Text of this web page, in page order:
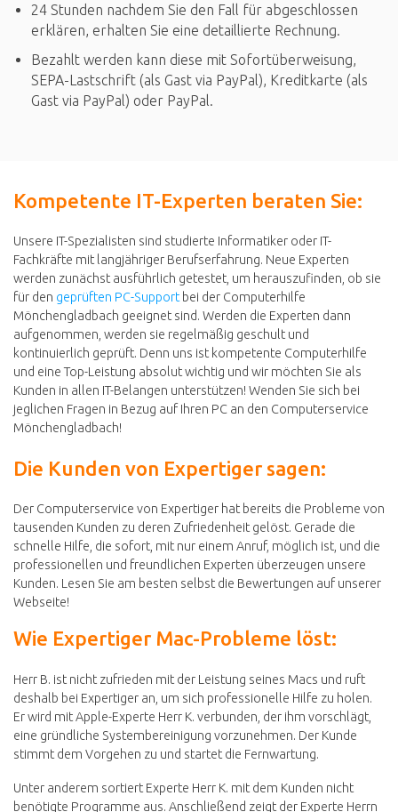
24 Stunden nachdem Sie den Fall für abgeschlossen
erklären, erhalten Sie eine detaillierte Rechnung.
Bezahlt werden kann diese mit Sofortüberweisung,
SEPA-Lastschrift (als Gast via PayPal), Kreditkarte (als
Gast via PayPal) oder PayPal.
Kompetente IT-Experten beraten Sie:
Unsere IT-Spezialisten sind studierte Informatiker oder IT-
Fachkräfte mit langjähriger Berufserfahrung. Neue Experten
werden zunächst ausführlich getestet, um herauszufinden, ob sie
für den geprüften PC-Support bei der Computerhilfe
Mönchengladbach geeignet sind. Werden die Experten dann
aufgenommen, werden sie regelmäßig geschult und
kontinuierlich geprüft. Denn uns ist kompetente Computerhilfe
und eine Top-Leistung absolut wichtig und wir möchten Sie als
Kunden in allen IT-Belangen unterstützen! Wenden Sie sich bei
jeglichen Fragen in Bezug auf Ihren PC an den Computerservice
Mönchengladbach!
Die Kunden von Expertiger sagen:
Der Computerservice von Expertiger hat bereits die Probleme von
tausenden Kunden zu deren Zufriedenheit gelöst. Gerade die
schnelle Hilfe, die sofort, mit nur einem Anruf, möglich ist, und die
professionellen und freundlichen Experten überzeugen unsere
Kunden. Lesen Sie am besten selbst die Bewertungen auf unserer
Webseite!
Wie Expertiger Mac-Probleme löst:
Herr B. ist nicht zufrieden mit der Leistung seines Macs und ruft
deshalb bei Expertiger an, um sich professionelle Hilfe zu holen.
Er wird mit Apple-Experte Herr K. verbunden, der ihm vorschlägt,
eine gründliche Systembereinigung vorzunehmen. Der Kunde
stimmt dem Vorgehen zu und startet die Fernwartung.
Unter anderem sortiert Experte Herr K. mit dem Kunden nicht
benötigte Programme aus. Anschließend zeigt der Experte Herrn